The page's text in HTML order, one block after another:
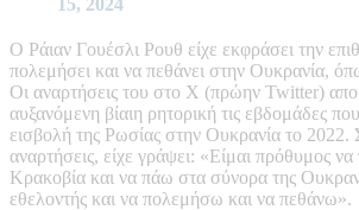
Ο Ράιαν Γουέσλι Ρουθ είχε εκφράσει την
πολεμήσει και να πεθάνει στην Ουκρανία,
Οι αναρτήσεις του στο X (πρώην Twitter)
αυξανόμενη βίαιη ρητορική τις εβδομάδες
εισβολή της Ρωσίας στην Ουκρανία το 2022.
αναρτήσεις, είχε γράψει: «Είμαι πρόθυμος
Κρακοβία και να πάω στα σύνορα της
εθελοντής και να πολεμήσω και να πεθάνω».